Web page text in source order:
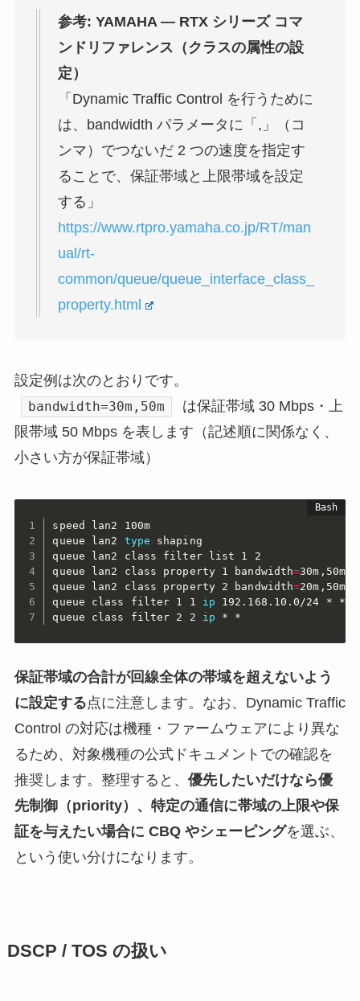
参考: YAMAHA — RTX シリーズ コマ
ンドリファレンス（クラスの属性の設
定）
「Dynamic Traffic Control を行うために
は、bandwidth パラメータに「,」（コ
ンマ）でつないだ 2 つの速度を指定す
ることで、保証帯域と上限帯域を設定
する」
https://www.rtpro.yamaha.co.jp/RT/man
ual/rt-
common/queue/queue_interface_class_
property.html
設定例は次のとおりです。
bandwidth=30m,50m
は保証帯域 30 Mbps・上
限帯域 50 Mbps を表します（記述順に関係なく、
小さい方が保証帯域）
speed lan2 100m
queue lan2 type shaping
queue lan2 class filter list 1 2
queue lan2 class property 1 bandwidth=30m,50m
queue lan2 class property 2 bandwidth=20m,50m
queue class filter 1 1 ip 192.168.10.0/24 * *
queue class filter 2 2 ip * *
保証帯域の合計が回線全体の帯域を超えないよう
に設定する点に注意します。なお、Dynamic Traffic
Control の対応は機種・ファームウェアにより異な
るため、対象機種の公式ドキュメントでの確認を
推奨します。整理すると、 優先したいだけなら優
先制御（priority）、特定の通信に帯域の上限や保
証を与えたい場合に CBQ やシェーピングを選ぶ、
という使い分けになります。
DSCP / TOS の扱い